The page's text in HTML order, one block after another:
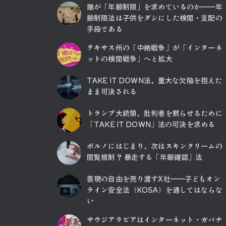
誰が「年齢制限」を求めているのか――年
齢制限法は子供をダシにした検閲・支配の
手段である
テキサス州の「中絶戦争」が「インターネ
ットの検閲戦争」へと拡大
TAKE IT DOWN法、重大な欠陥を抱えた
まま可決される
トランプ大統領、批判者を黙らせるために
「TAKE IT DOWN」法の可決を求める
ポルノにはじまり、次はスキンクリームの
閲覧規制？ 暴走する「年齢確認」法
表現の自由を売り渡すX社――子どもオン
ライン安全法（KOSA）を通してはならな
い
サウジアラビアはインターネット・ガバナ